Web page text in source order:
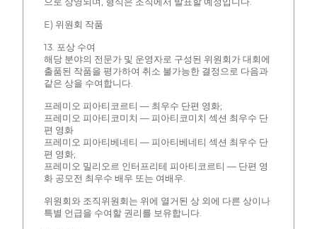
E) 위원회 작품
13. 포상 수여
해당 분야의 전문가 및 운영자로 구성된 위원회가 대회에
출품된 작품을 평가하여 취소 불가능한 결정으로 다음과
같은 상을 수여합니다.
프레미오 피아티코르티 — 최우수 단편 영화;
프레미오 피아티코미치 — 피아티코미치 섹션 최우수 단
편 영화
프레미오 피아티베네티 — 피아티베네티 섹션 최우수 단
편 영화;
프레미오 밀리오르 인터프리테 피아티코르티 — 단편 영
화 공모전 최우수 배우 또는 여배우.
위원회와 조직위원회는 위에 열거된 상 외에 다른 상이나
특별 언급을 수여할 권리를 보유합니다.